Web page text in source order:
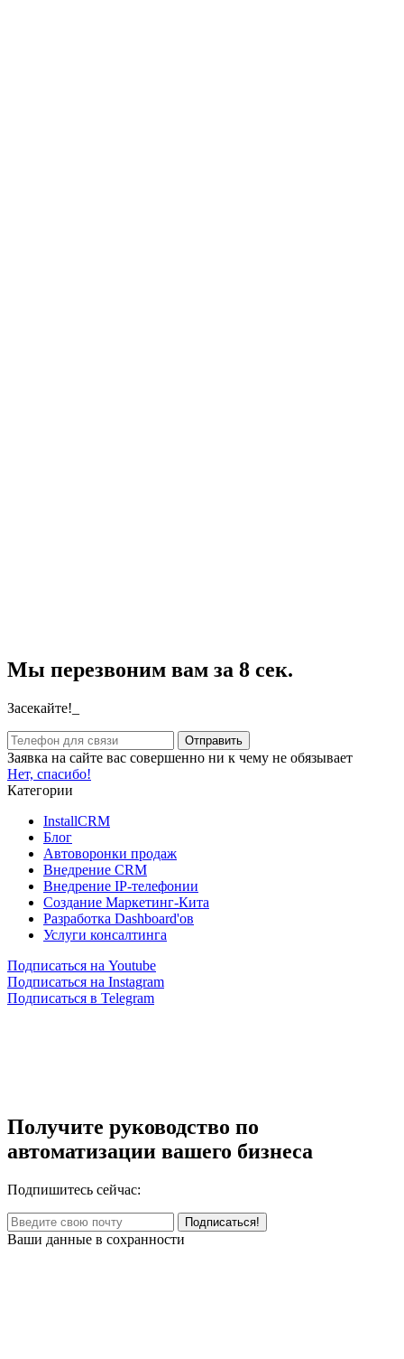
Мы перезвоним вам за 8 сек.
Засекайте!_
Заявка на сайте вас совершенно ни к чему не обязывает
Нет, спасибо!
Категории
InstallCRM
Блог
Автоворонки продаж
Внедрение CRM
Внедрение IP-телефонии
Создание Маркетинг-Кита
Разработка Dashboard'ов
Услуги консалтинга
Подписаться на Youtube
Подписаться на Instagram
Подписаться в Telegram
Получите руководство по
автоматизации вашего бизнеса
Подпишитесь сейчас:
Ваши данные в сохранности